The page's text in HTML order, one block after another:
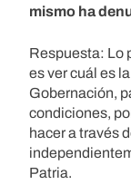
mismo ha
Respuesta: Lo
es ver cuál es
Gobernación,
condiciones,
hacer a través
Patria.